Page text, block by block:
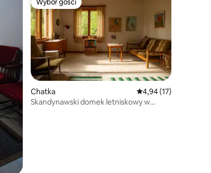
Wybór gości
Wybór gości
Chatka Średnia ocena: 4,94
4,94 (17)
Skandynawski domek letniskowy w